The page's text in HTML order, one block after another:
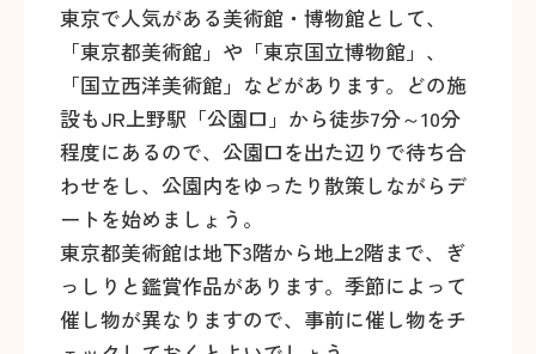
東京で人気がある美術館・博物館として、
「東京都美術館」や「東京国立博物館」、
「国立西洋美術館」などがあります。どの施
設もJR上野駅「公園口」から徒歩7分～10分
程度にあるので、公園口を出た辺りで待ち合
わせをし、公園内をゆったり散策しながらデ
ートを始めましょう。
東京都美術館は地下3階から地上2階まで、ぎ
っしりと鑑賞作品があります。季節によって
催し物が異なりますので、事前に催し物をチ